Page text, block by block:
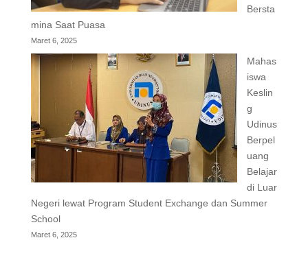
Bersta
mina Saat Puasa
Maret 6, 2025
Mahas
iswa
Keslin
g
Udinus
Berpel
uang
Belajar
di Luar
Negeri lewat Program Student Exchange dan Summer
School
Maret 6, 2025